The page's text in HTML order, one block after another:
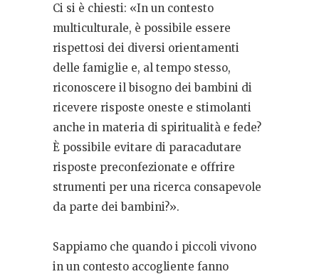
Ci si è chiesti: «In un contesto
multiculturale, è possibile essere
rispettosi dei diversi orientamenti
delle famiglie e, al tempo stesso,
riconoscere il bisogno dei bambini di
ricevere risposte oneste e stimolanti
anche in materia di spiritualità e fede?
È possibile evitare di paracadutare
risposte preconfezionate e offrire
strumenti per una ricerca consapevole
da parte dei bambini?».
Sappiamo che quando i piccoli vivono
in un contesto accogliente fanno